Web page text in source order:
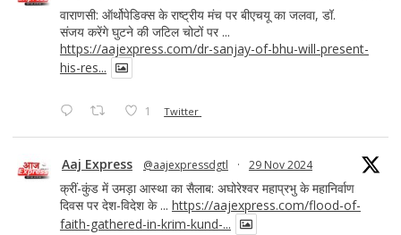
वाराणसी: ऑर्थोपेडिक्स के राष्ट्रीय मंच पर बीएचयू का जलवा, डॉ.
संजय करेंगे घुटने की जटिल चोटों पर ...
https://aajexpress.com/dr-sanjay-of-bhu-will-present-
his-res...
1 Twitter
Aaj Express @aajexpressdgtl · 29 Nov 2024
क्रीं-कुंड में उमड़ा आस्था का सैलाब: अघोरेश्वर महाप्रभु के महानिर्वाण
दिवस पर देश-विदेश के ... https://aajexpress.com/flood-of-
faith-gathered-in-krim-kund-...